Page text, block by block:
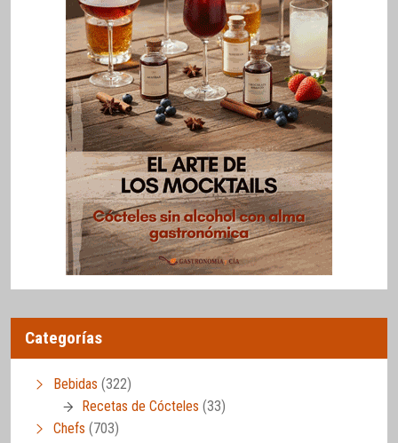
Categorías
Bebidas (322)
Recetas de Cócteles (33)
Chefs (703)